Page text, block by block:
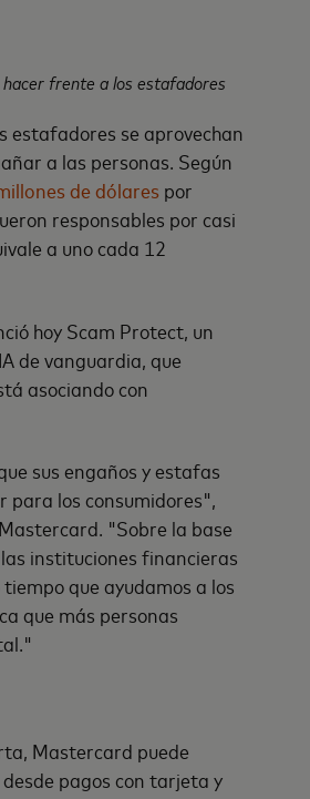
frente a los estafadores
estafadores se aprovechan
a las personas. Según
de dólares por
responsables por casi
a uno cada 12
hoy Scam Protect, un
de vanguardia, que
asociando con
sus engaños y estafas
para los consumidores",
"Sobre la base
instituciones financieras
que ayudamos a los
que más personas
Mastercard puede
pagos con tarjeta y